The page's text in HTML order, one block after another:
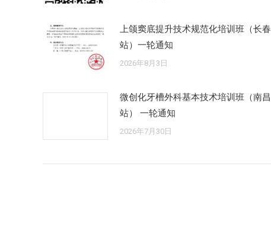
上颌窦底提升技术规范化培训班（长春
站）一轮通知
2026年8月3日
微创化牙槽外科基本技术培训班（南昌
站） 一轮通知
2026年7月30日